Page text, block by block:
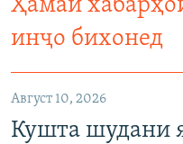
Ҳамаи
инҷо бихонед
Август 10, 2026
Кушта шудани